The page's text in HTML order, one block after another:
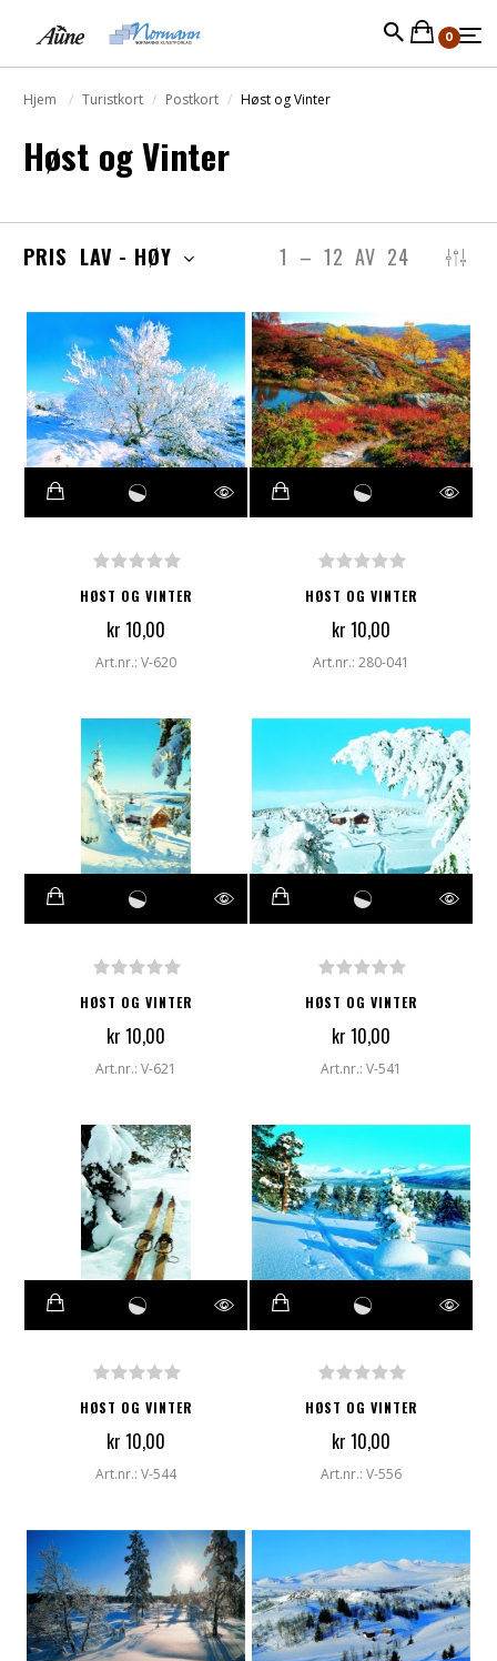
0
Hjem Turistkort Postkort Høst og Vinter
Høst og Vinter
1 – 12 AV 24
PRIS LAV - HØY
HØST OG VINTER
kr 10,00
Art.nr.: V-620
HØST OG VINTER
kr 10,00
Art.nr.: 280-041
HØST OG VINTER
kr 10,00
Art.nr.: V-621
HØST OG VINTER
kr 10,00
Art.nr.: V-541
HØST OG VINTER
kr 10,00
Art.nr.: V-544
HØST OG VINTER
kr 10,00
Art.nr.: V-556